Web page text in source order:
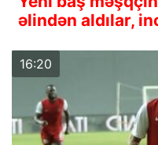
əlindən aldılar,
16:20